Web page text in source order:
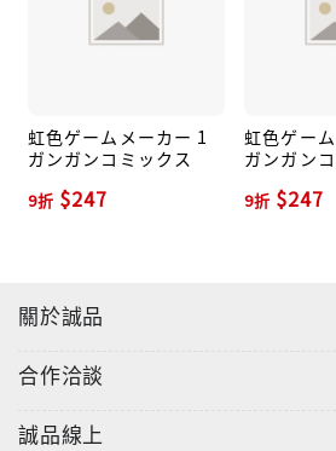
虹色ゲームメーカー 1
ガンガンコミックス
9折 $247
虹色ゲー
ガンガン
9折 $247
關於誠品
合作洽談
誠品線上